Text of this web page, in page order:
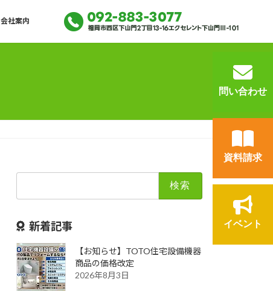
会社案内
新着記事
【お知らせ】TOTO住宅設備機器
商品の価格改定
2026年8月3日
問い合わせ
資料請求
イベント